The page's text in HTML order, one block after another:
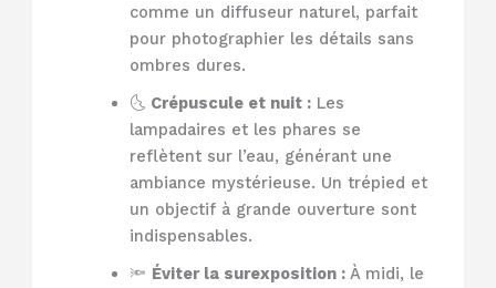
comme un diffuseur naturel, parfait
pour photographier les détails sans
ombres dures.
🌜 Crépuscule et nuit :Les
lampadaires et les phares se
reflètent sur l’eau, générant une
ambiance mystérieuse. Un trépied et
un objectif à grande ouverture sont
indispensables.
🔦 Éviter la surexposition :À midi, le